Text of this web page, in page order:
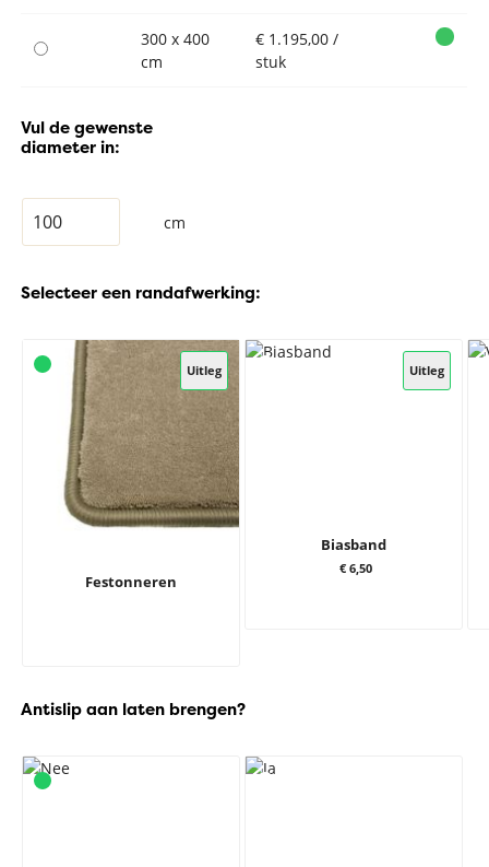
300 x 400
cm
€ 1.195,00 /
stuk
Vul de gewenste
diameter in:
cm
Selecteer een randafwerking:
Uitleg
Festonneren
Uitleg
Biasband
€ 6,50
Antislip aan laten brengen?